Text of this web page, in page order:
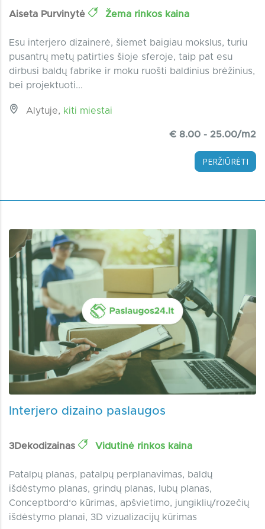
Aiseta Purvinytė Žema rinkos kaina
Esu interjero dizainerė, šiemet baigiau mokslus, turiu
pusantrų metų patirties šioje sferoje, taip pat esu
dirbusi baldų fabrike ir moku ruošti baldinius brėžinius,
bei projektuoti...
Alytuje, kiti miestai
€ 8.00 - 25.00/m2
PERŽIŪRĖTI
Interjero dizaino paslaugos
3Dekodizainas Vidutinė rinkos kaina
Patalpų planas, patalpų perplanavimas, baldų
išdėstymo planas, grindų planas, lubų planas,
Conceptbord‘o kūrimas, apšvietimo, jungiklių/rozečių
išdėstymo planai, 3D vizualizacijų kūrimas